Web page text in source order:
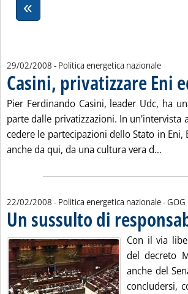
29/02/2008 - Politica energetica nazionale
Casini, privatizzare Eni
Pier Ferdinando Casini, leader Udc, ha
parte dalle privatizzazioni. In un'intervista
cedere le partecipazioni dello Stato in Eni,
anche da qui, da una cultura vera d...
22/02/2008 - Politica energetica nazionale -di:
GOG
Un sussulto di
Con il via
del decreto
anche del
concludersi,